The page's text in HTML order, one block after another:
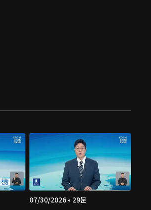
07/30/2026 • 29분